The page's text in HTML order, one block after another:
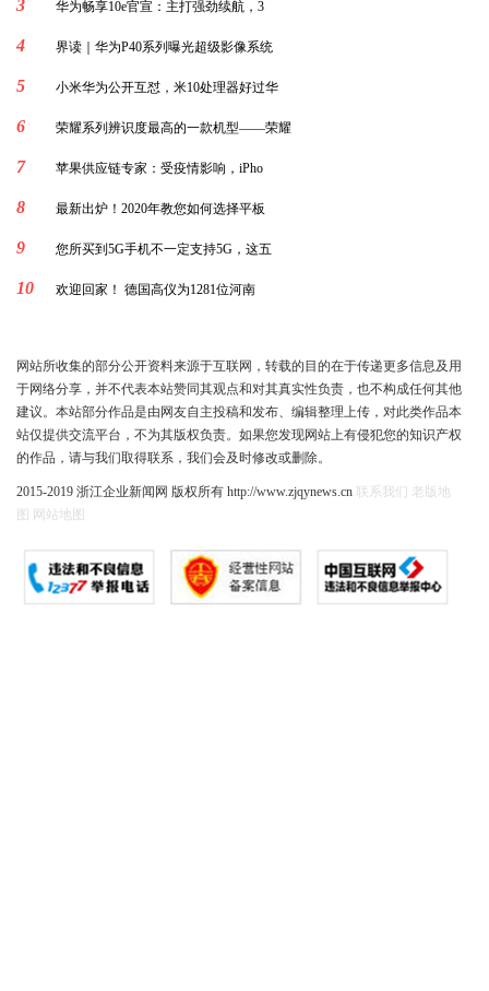
3 华为畅享10e官宣：主打强劲续航，3
4 界读｜华为P40系列曝光超级影像系统
5 小米华为公开互怼，米10处理器好过华
6 荣耀系列辨识度最高的一款机型——荣耀
7 苹果供应链专家：受疫情影响，iPho
8 最新出炉！2020年教您如何选择平板
9 您所买到5G手机不一定支持5G，这五
10 欢迎回家！ 德国高仪为1281位河南
网站所收集的部分公开资料来源于互联网，转载的目的在于传递更多信息及用
于网络分享，并不代表本站赞同其观点和对其真实性负责，也不构成任何其他
建议。本站部分作品是由网友自主投稿和发布、编辑整理上传，对此类作品本
站仅提供交流平台，不为其版权负责。如果您发现网站上有侵犯您的知识产权
的作品，请与我们取得联系，我们会及时修改或删除。
2015-2019 浙江企业新闻网 版权所有 http://www.zjqynews.cn 联系我们
老版地
图
网站地图